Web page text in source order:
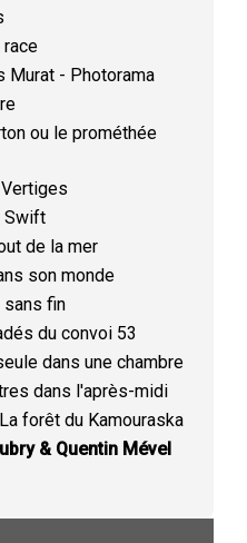
Murat - Photorama
ou le prométhée
Swift
de la mer
son monde
sans fin
du convoi 53
dans une chambre
dans l'après-midi
La forêt du Kamouraska
& Quentin Mével